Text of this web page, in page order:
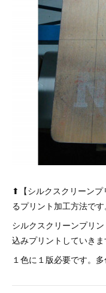
⬆︎【シルクスクリーン
るプリント加工方法です。
シルクスクリーンプリ
込みプリントしていきま
１色に１版必要です。